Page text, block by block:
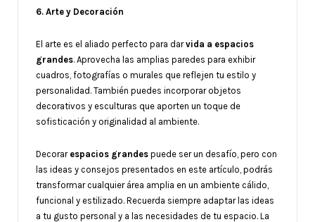
6. Arte y Decoración
El arte es el aliado perfecto para darvida a espacios
grandes. Aprovecha las amplias paredes para exhibir
cuadros, fotografías o murales que reflejen tu estilo y
personalidad. También puedes incorporar objetos
decorativos y esculturas que aporten un toque de
sofisticación y originalidad al ambiente.
Decorar espacios grandes puede ser un desafío, pero con
las ideas y consejos presentados en este artículo, podrás
transformar cualquier área amplia en un ambiente cálido,
funcional y estilizado. Recuerda siempre adaptar las ideas
a tu gusto personal y a las necesidades de tu espacio. La